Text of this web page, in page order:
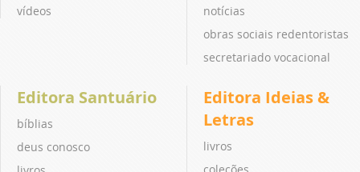
vídeos
notícias
obras sociais redentoristas
secretariado vocacional
Editora Santuário
bíblias
deus conosco
Editora Ideias &
Letras
livros